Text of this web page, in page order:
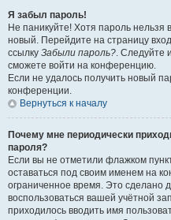
Я забыл пароль!
Не паникуйте! Хотя пароль нельзя
новый. Перейдите на страницу
ссылку Забыли пароль?. Следуйте
сможете войти на конференцию.
Если не удалось получить новый
конференции.
Вернуться к началу
Почему мне периодически
пароля?
Если вы не отметили флажком
оставаться под своим именем на
ограниченное время. Это сделано
воспользоваться вашей учётной
приходилось вводить имя